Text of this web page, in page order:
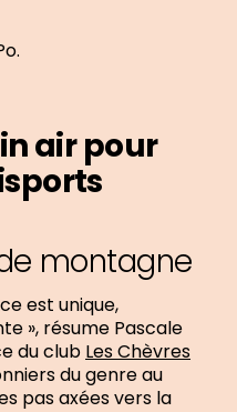
air pour
montagne
est unique,
», résume Pascale
du club Les Chèvres
du genre au
pas axées vers la